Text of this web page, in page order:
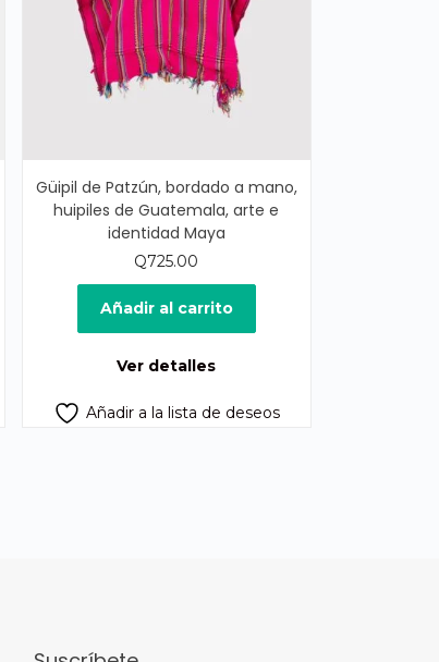
Güipil de Patzún, bordado a mano,
huipiles de Guatemala, arte e
identidad Maya
Q725.00
Añadir al carrito
Ver detalles
Añadir a la lista de deseos